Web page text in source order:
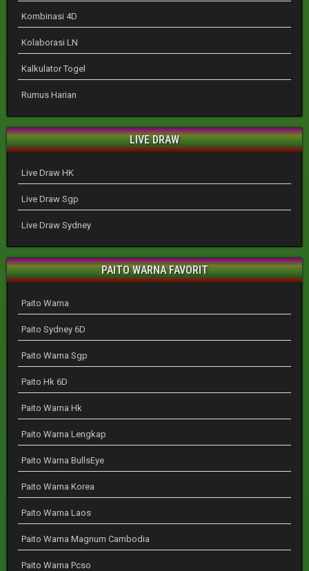
Kombinasi 4D
Kolaborasi LN
Kalkulator Togel
Rumus Harian
LIVE DRAW
Live Draw HK
Live Draw Sgp
Live Draw Sydney
PAITO WARNA FAVORIT
Paito Warna
Paito Sydney 6D
Paito Warna Sgp
Paito Hk 6D
Paito Warna Hk
Paito Warna Lengkap
Paito Warna BullsEye
Paito Warna Korea
Paito Warna Laos
Paito Warna Magnum Cambodia
Paito Warna Pcso